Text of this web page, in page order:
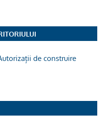
de construire